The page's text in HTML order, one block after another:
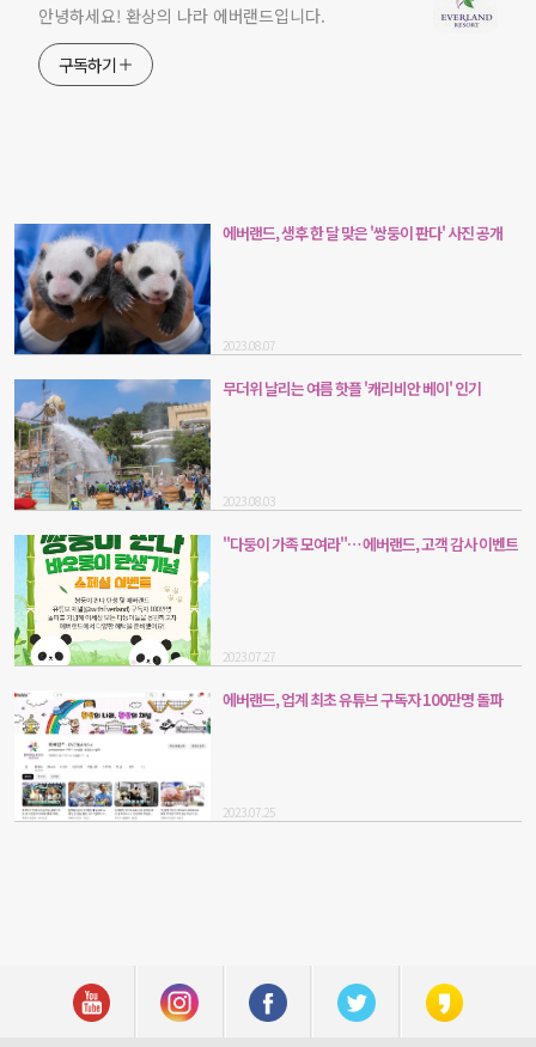
안녕하세요! 환상의 나라 에버랜드입니다.
구독하기
에버랜드, 생후 한 달 맞은 '쌍둥이 판다' 사진 공개
2023.08.07
무더위 날리는 여름 핫플 '캐리비안 베이' 인기
2023.08.03
"다둥이 가족 모여라"… 에버랜드, 고객 감사 이벤트
2023.07.27
에버랜드, 업계 최초 유튜브 구독자 100만명 돌파
2023.07.25